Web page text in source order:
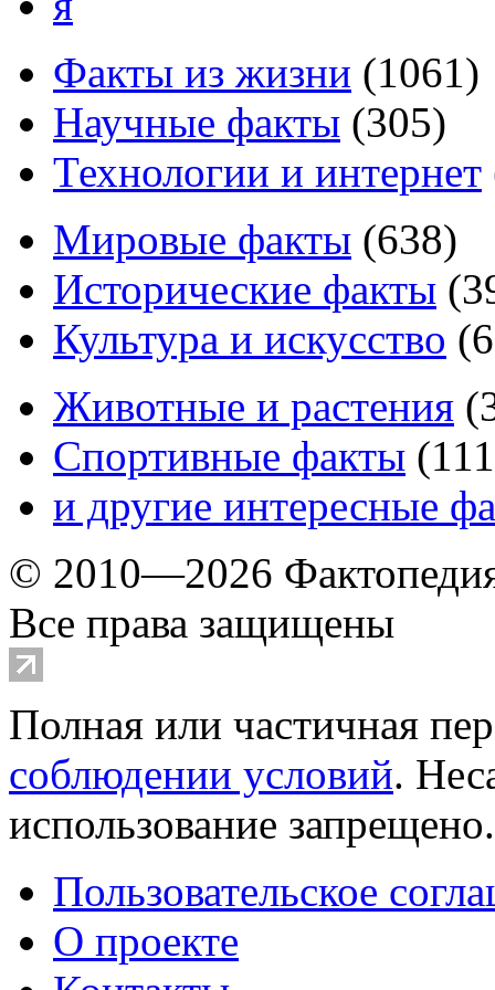
Факты из жизни (1061)
Научные факты (305)
Технологии и интернет
Мировые факты (638)
Исторические факты (
Культура и искусство (
Животные и растения (
Спортивные факты (111
и другие интересные
© 2010—2026
Все права защищены
Полная или частичная
соблюдении условий.
использование
Пользовательское
О проекте